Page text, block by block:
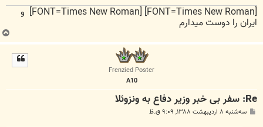
[FONT=Times New Roman] [FONT=Times New Roman] و
ایران را دوست میدارم
Frenzied Poster
A10
Re: سفر بی خبر وزیر دفاع به ونزوئلا
سه‌شنبه ۸ اردیبهشت ۱۳۸۸, ۹:۰۹ ق.ظ